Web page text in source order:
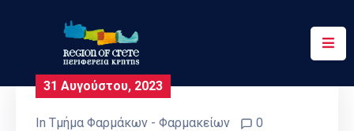
Περιφέρεια
31 Αυγούστου, 2023
In Τμήμα Φαρμάκων - Φαρμακείων 0